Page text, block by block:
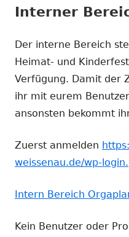
Interner
Der interne Bereich
Heimat- und
Verfügung. Damit der
ihr mit eurem
ansonsten bekommt
Zuerst anmelden
weissenau.de/wp-
Intern Bereich
Kein Benutzer oder